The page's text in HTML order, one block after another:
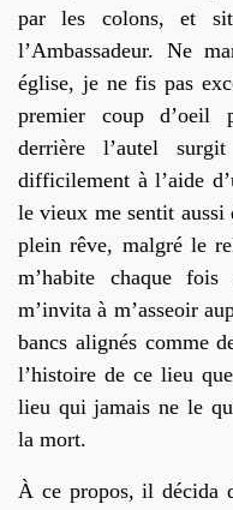
par les colons, et
l’Ambassadeur. Ne
église, je ne fis pas
premier coup d’oeil
derrière l’autel
difficilement à l’aide
le vieux me sentit aussi
plein rêve, malgré le
m’habite chaque
m’invita à m’asseoir
bancs alignés comme
l’histoire de ce lieu
lieu qui jamais ne le
la mort.
À ce propos, il décida